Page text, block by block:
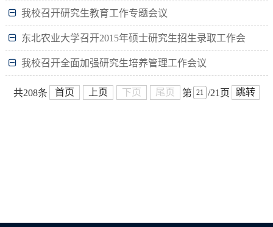
工作
我校召开研究生教育工作专题会议
东北农业大学召开2015年硕士研究生招生录取工作会
议我校召开全面加强研究生培养管理工作会议
共208条 首页 上页 下页 尾页 第 /21页 跳转